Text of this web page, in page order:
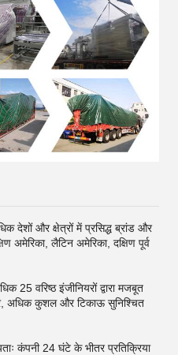
और क्षेत्रों में प्रसिद्ध ब्रांड और
अमेरिका, लैटिन अमेरिका, दक्षिण पूर्व
25 वरिष्ठ इंजीनियरों द्वारा मजबूत
अधिक कुशल और टिकाऊ सुनिश्चित
कंपनी 24 घंटे के भीतर प्रतिक्रिया